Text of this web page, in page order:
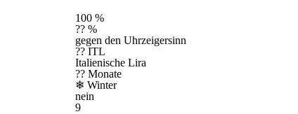
100 %
?? %
gegen den Uhrzeigersinn
?? ITL
Italienische Lira
?? Monate
❄ Winter
nein
9